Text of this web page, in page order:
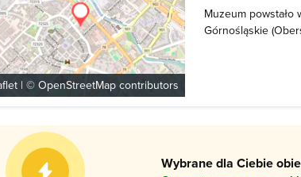
| ©OpenStreetMap contributors
Muzeum powstało
Górnośląskie
Wybrane dla Ciebie